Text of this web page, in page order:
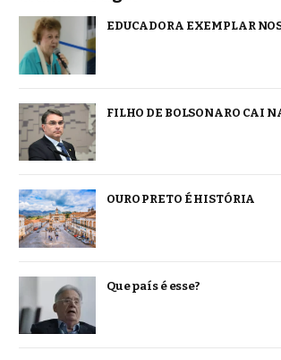
EDUCADORA EXEMPLAR
FILHO DE BOLSONARO CAI
OURO PRETO É HISTÓRIA
Que país é esse?